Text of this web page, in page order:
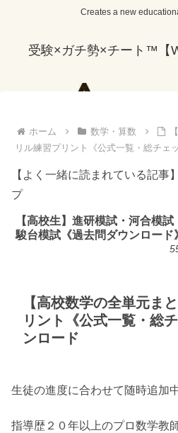
Creates a new
受験×ガチ勢×チート™【
ホーム 数学・算数
リル練習プリント《公式一覧・総チェ
【よく一緒に読まれている記事
プ
【高校生】進研模試・河合模試
駿台模試《過去問ダウンロード
【高校数学の全単元ま
リント《公式一覧・総
ンロード
生徒の進度に合わせて随時追加
指導歴２０年以上のプロ数学教